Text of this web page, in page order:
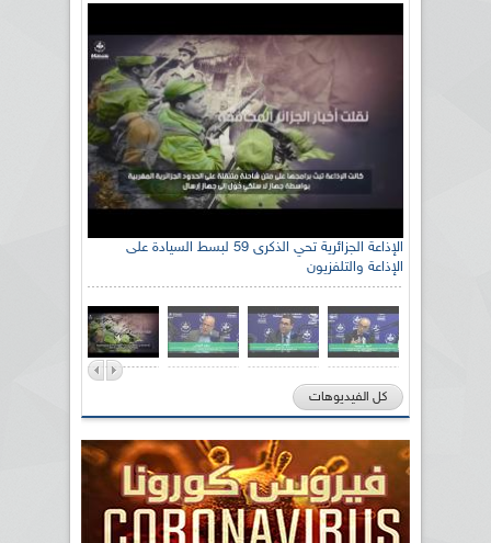
الإذاعة الجزائرية تحي الذكرى 59 لبسط السيادة على
الإذاعة والتلفزيون
كل الفيديوهات